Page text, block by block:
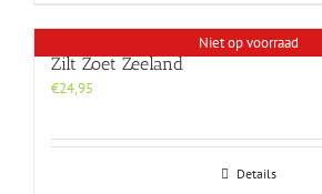
Niet op voorraad
Zilt Zoet Zeeland
€24,95
Details